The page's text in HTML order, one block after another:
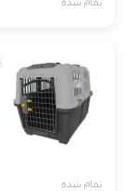
تمام شده